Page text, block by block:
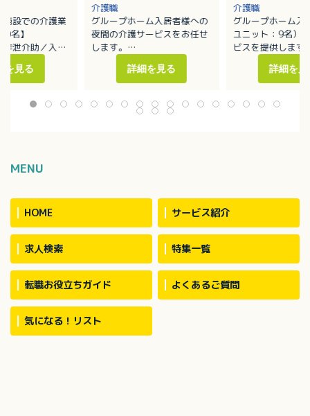
介護職
グループホーム入居者様への
夜間の介護サービスをお任せ
します。
・移動や移乗、食事、入浴、
排泄等の介助
・見守り
・介護記録作成（iPad操作）
※定員：2ユニット18名（1
詳細を見る
介護職
グループホーム入
ユニット：9名）
ビスを提供します
・移動や移乗、食
排泄等の介助／見
・ホーム内レクレ
催
詳細を見
設での介護業
名】
泄介助／入浴
ョンの支援
助
の衛生管理
を見る
MENU
HOME サービス紹介
求人検索 特集一覧
転職お役立ちガイド よくあるご質問
気になる！リスト